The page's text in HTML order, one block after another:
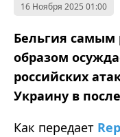
16 Ноября 2025 01:00
Бельгия
образом
российских
Украину в
Как передает